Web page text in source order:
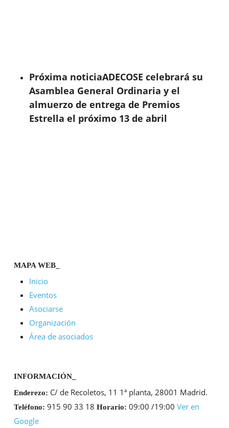
Próxima noticiaADECOSE celebrará su
Asamblea General Ordinaria y el
almuerzo de entrega de Premios
Estrella el próximo 13 de abril
MAPA WEB_
Inicio
Eventos
Asociarse
Organización
Área de asociados
INFORMACIÓN_
Enderezo: C/ de Recoletos, 11 1ª planta, 28001 Madrid.
Teléfono: 915 90 33 18 Horario: 09:00 /19:00 Ver en
Google